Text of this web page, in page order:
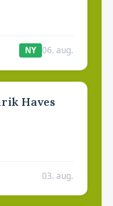
NY 06. aug.
Haves
03. aug.